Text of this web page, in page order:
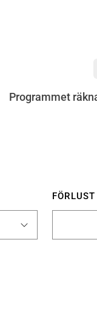
Programmet